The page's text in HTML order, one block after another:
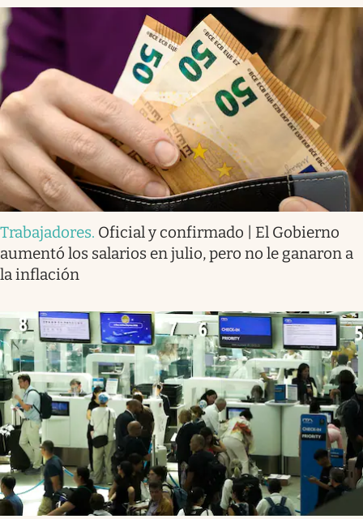
Trabajadores. Oficial y confirmado | El Gobierno
aumentó los salarios en julio, pero no le ganaron a
la inflación